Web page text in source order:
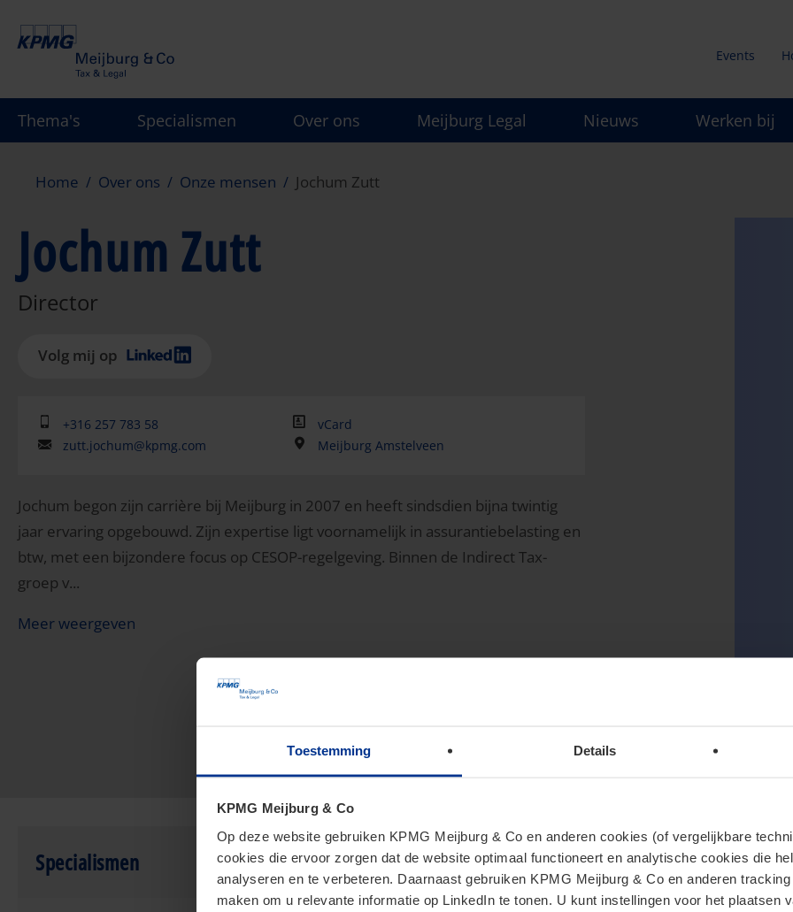
Toestemming Details
KPMG Meijburg & Co
Op deze website gebruiken KPMG Meijburg & Co en anderen cookies (of vergelijkbare
cookies die ervoor zorgen dat de website optimaal functioneert en analytische cookies die
analyseren en te verbeteren. Daarnaast gebruiken KPMG Meijburg & Co en anderen
maken om u relevante informatie op LinkedIn te tonen. U kunt instellingen voor het plaatsen
gaan
menu
Events
Thema's Specialismen Over ons Meijburg Legal Nieuws Werken bij
Home Over ons Onze mensen Jochum Zutt
Jochum Zutt
Director
Volg mij op
+316 257 783 58
vCard
zutt.jochum@kpmg.com
Meijburg Amstelveen
Jochum begon zijn carrière bij Meijburg in 2007 en heeft sindsdien bijna twintig
jaar ervaring opgebouwd. Zijn expertise ligt voornamelijk in assurantiebelasting en
btw, met een bijzondere focus op CESOP-regelgeving. Binnen de Indirect Tax-
groep v...
Meer weergeven
Specialismen Publications